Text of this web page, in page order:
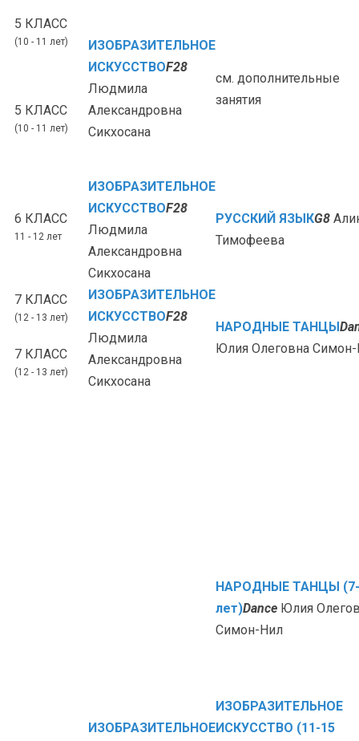
5 КЛАСС
(10 - 11 лет)
ИЗОБРАЗИТЕЛЬНОЕ
ИСКУССТВОF28
Людмила
Александровна
Сикхосана
см. дополнительные
занятия
5 КЛАСС
(10 - 11 лет)
6 КЛАСС
11 - 12 лет
ИЗОБРАЗИТЕЛЬНОЕ
ИСКУССТВОF28
Людмила
Александровна
Сикхосана
РУССКИЙ ЯЗЫКG8
Тимофеева
7 КЛАСС
(12 - 13 лет)
ИЗОБРАЗИТЕЛЬНОЕ
ИСКУССТВОF28
Людмила
Александровна
Сикхосана
НАРОДНЫЕ ТАНЦЫ
Юлия Олеговна
7 КЛАСС
(12 - 13 лет)
НАРОДНЫЕ ТАНЦЫ
лет)DanceЮлия
Симон-Нил
ИЗОБРАЗИТЕЛЬНОЕ
ИЗОБРАЗИТЕЛЬНОЕ
ИСКУССТВО (11-15